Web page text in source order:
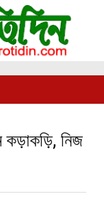
কড়াকড়ি, নিজ